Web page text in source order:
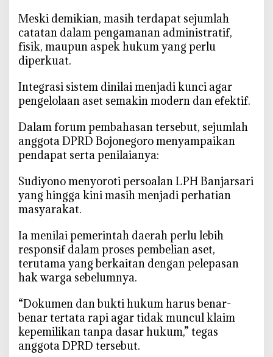
‎Meski demikian, masih terdapat sejumlah
catatan dalam pengamanan administratif,
fisik, maupun aspek hukum yang perlu
diperkuat.
‎Integrasi sistem dinilai menjadi kunci agar
pengelolaan aset semakin modern dan efektif.
‎Dalam forum pembahasan tersebut, sejumlah
anggota DPRD Bojonegoro menyampaikan
pendapat serta penilaianya:
‎Sudiyono menyoroti persoalan LPH Banjarsari
yang hingga kini masih menjadi perhatian
masyarakat.
‎Ia menilai pemerintah daerah perlu lebih
responsif dalam proses pembelian aset,
terutama yang berkaitan dengan pelepasan
hak warga sebelumnya.
‎“Dokumen dan bukti hukum harus benar-
benar tertata rapi agar tidak muncul klaim
kepemilikan tanpa dasar hukum,” tegas
anggota DPRD tersebut.